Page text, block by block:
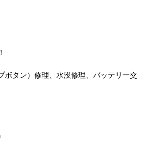
ボタン）修理、水没修理、バッテリー交